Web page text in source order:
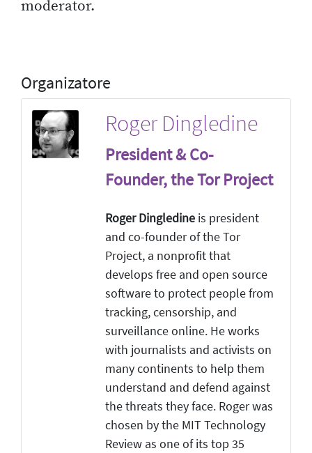
moderator.
Organizatore
Roger Dingledine
President & Co-
Founder, the Tor Project
Roger Dingledineis president
and co-founder of the Tor
Project, a nonprofit that
develops free and open source
software to protect people from
tracking, censorship, and
surveillance online. He works
with journalists and activists on
many continents to help them
understand and defend against
the threats they face. Roger was
chosen by the MIT Technology
Review as one of its top 35